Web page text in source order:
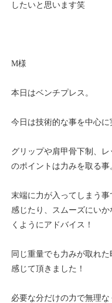
したいと思います笑
M様
本日はベンチプレス。
今日は技術的な事を中心に
グリップや肩甲骨下制、
のポイントは力みを取る事
末端に力が入ってしまう
感じたり、スムーズにい
くようにアドバイス！
同じ重量でも力みが取れ
感じて頂きました！
必要な分だけの力で無理